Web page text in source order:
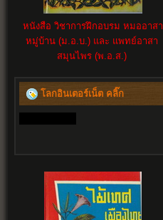
หนังสือ วิชาการฝึกอบรม หมออาสา
หมู่บ้าน (ม.อ.บ.) และ แพทย์อาสา
สมุนไพร (พ.อ.ส.)
โลกอินเตอร์เน็ต คลิ๊ก